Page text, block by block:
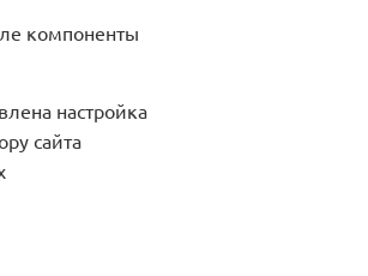
компоненты
настройка
сайта